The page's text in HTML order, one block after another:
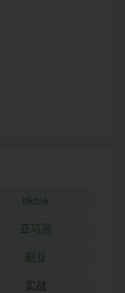
tiktok
亚马逊
副业
实战